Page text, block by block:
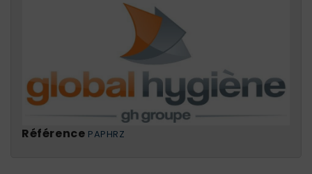
Référence PAPHRZ